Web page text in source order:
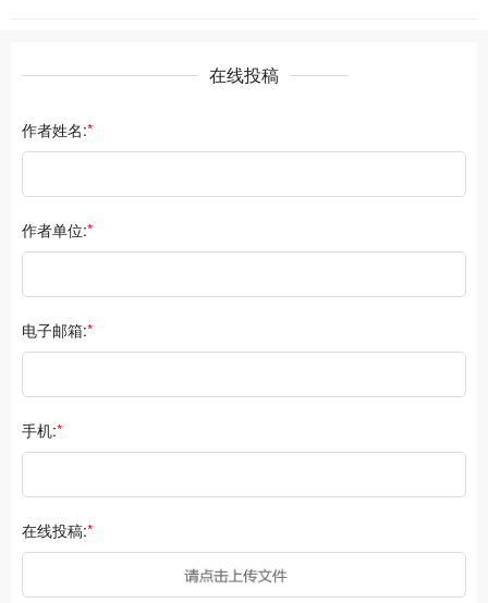
在线投稿
作者姓名:*
作者单位:*
电子邮箱:*
手机:*
在线投稿:*